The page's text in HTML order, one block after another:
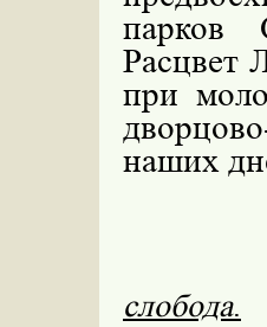
парков
Расцвет
при
наших
слобода.